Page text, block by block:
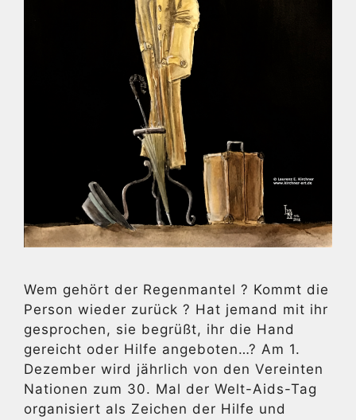
Wem gehört der Regenmantel ? Kommt die
Person wieder zurück ? Hat jemand mit ihr
gesprochen, sie begrüßt, ihr die Hand
gereicht oder Hilfe angeboten…? Am 1.
Dezember wird jährlich von den Vereinten
Nationen zum 30. Mal der Welt-Aids-Tag
organisiert als Zeichen der Hilfe und